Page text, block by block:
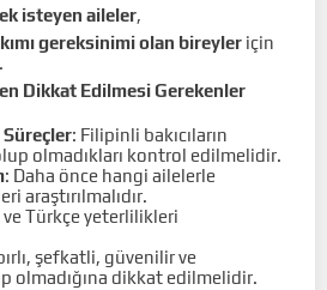
isteyen aileler,
gereksinimi olan bireyler için
Dikkat Edilmesi Gerekenler
Süreçler: Filipinli bakıcıların
olmadıkları kontrol edilmelidir.
: Daha önce hangi ailelerle
araştırılmalıdır.
ve Türkçe yeterlilikleri
şefkatli, güvenilir ve
olmadığına dikkat edilmelidir.